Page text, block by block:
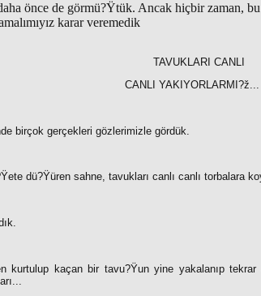
önce de görmü?Ÿtük. Ancak hiçbir zaman,
karar veremedik
TAVUKLARI CANLI
CANLI
birçok gerçekleri gözlerimizle gördük.
dü?Ÿüren sahne, tavukları canlı canlı torbalara
kurtulup kaçan bir tavu?Ÿun yine yakalanıp tekrar